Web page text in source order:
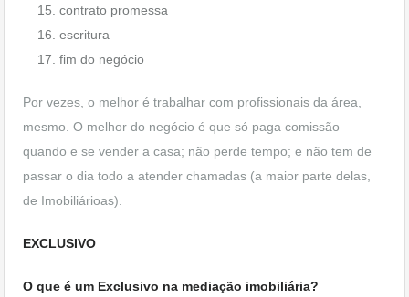
contrato promessa
escritura
fim do negócio
Por vezes, o melhor é trabalhar com profissionais da área,
mesmo. O melhor do negócio é que só paga comissão
quando e se vender a casa; não perde tempo; e não tem de
passar o dia todo a atender chamadas (a maior parte delas,
de Imobiliárioas).
EXCLUSIVO
O que é um Exclusivo na mediação imobiliária?